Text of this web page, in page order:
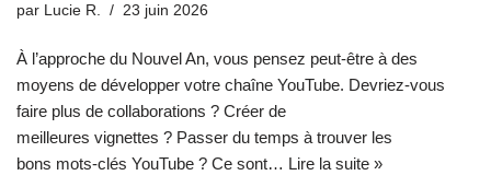
par Lucie R. 23 juin 2026
À l’approche du Nouvel An, vous pensez peut-être à des
moyens de développer votre chaîne YouTube. Devriez-vous
faire plus de collaborations ? Créer de
meilleures vignettes ? Passer du temps à trouver les
bons mots-clés YouTube ? Ce sont… Lire la suite »